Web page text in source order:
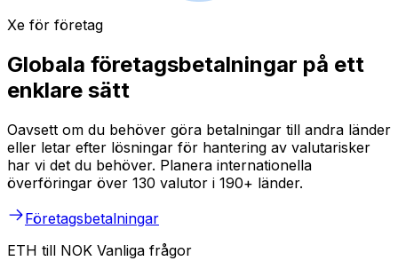
Xe för företag
Globala företagsbetalningar på ett
enklare sätt
Oavsett om du behöver göra betalningar till andra länder
eller letar efter lösningar för hantering av valutarisker
har vi det du behöver. Planera internationella
överföringar över 130 valutor i 190+ länder.
Företagsbetalningar
ETH till NOK Vanliga frågor